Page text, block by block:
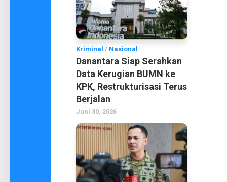
Kriminal / Nasional
Danantara Siap Serahkan
Data Kerugian BUMN ke
KPK, Restrukturisasi Terus
Berjalan
Juni 30, 2026